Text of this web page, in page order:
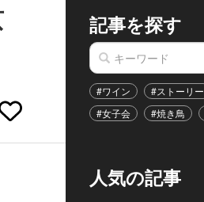
記事を探す
#ワイン #ストーリー
#女子会
#焼き鳥
人気の記事